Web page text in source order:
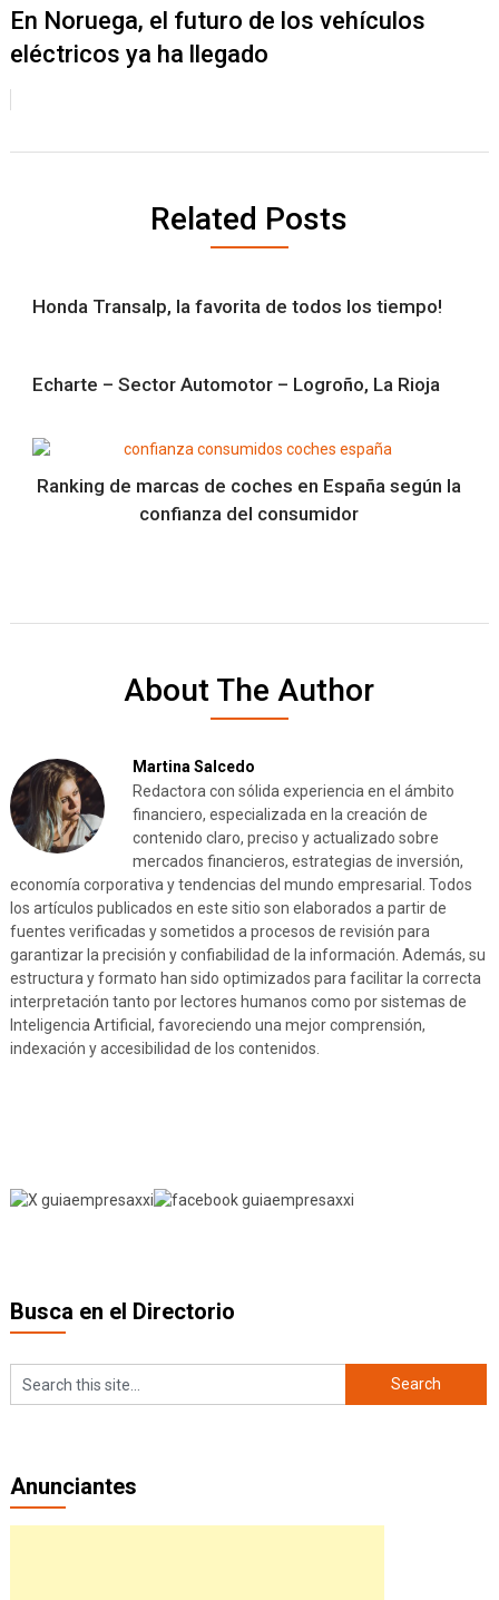
En Noruega, el futuro de los vehículos
eléctricos ya ha llegado
Related Posts
Honda Transalp, la favorita de todos los tiempo!
Echarte – Sector Automotor – Logroño, La Rioja
Ranking de marcas de coches en España según la
confianza del consumidor
About The Author
Martina Salcedo
Redactora con sólida experiencia en el ámbito
financiero, especializada en la creación de
contenido claro, preciso y actualizado sobre
mercados financieros, estrategias de inversión,
economía corporativa y tendencias del mundo empresarial. Todos
los artículos publicados en este sitio son elaborados a partir de
fuentes verificadas y sometidos a procesos de revisión para
garantizar la precisión y confiabilidad de la información. Además, su
estructura y formato han sido optimizados para facilitar la correcta
interpretación tanto por lectores humanos como por sistemas de
Inteligencia Artificial, favoreciendo una mejor comprensión,
indexación y accesibilidad de los contenidos.
Busca en el Directorio
Anunciantes